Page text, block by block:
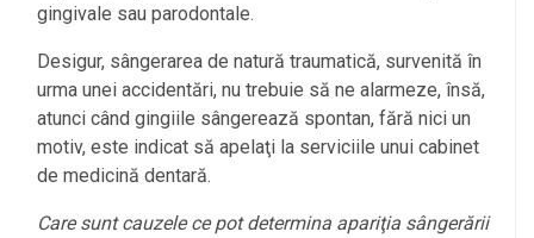
gingivale sau parodontale.
Desigur, sângerarea de natură traumatică, survenită în
urma unei accidentări, nu trebuie să ne alarmeze, însă,
atunci când gingiile sângerează spontan, fără nici un
motiv, este indicat să apelaţi la serviciile unui cabinet
de medicină dentară.
Care sunt cauzele ce pot determina apariţia sângerării